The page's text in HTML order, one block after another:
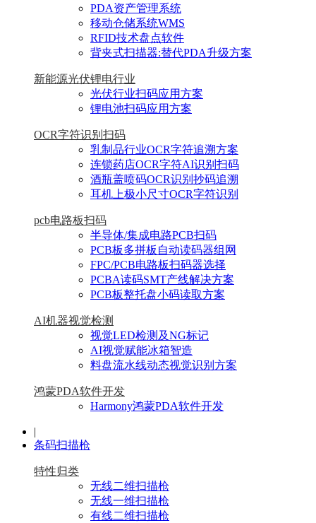
PDA资产管理系统
移动仓储系统WMS
RFID技术盘点软件
背夹式扫描器:替代PDA升级方案
新能源光伏锂电行业
光伏行业扫码应用方案
锂电池扫码应用方案
OCR字符识别扫码
乳制品行业OCR字符追溯方案
连锁药店OCR字符AI识别扫码
酒瓶盖喷码OCR识别抄码追溯
耳机上极小尺寸OCR字符识别
pcb电路板扫码
半导体/集成电路PCB扫码
PCB板多拼板自动读码器组网
FPC/PCB电路板扫码器选择
PCBA读码SMT产线解决方案
PCB板整托盘小码读取方案
AI机器视觉检测
视觉LED检测及NG标记
AI视觉赋能冰箱智造
料盘流水线动态视觉识别方案
鸿蒙PDA软件开发
Harmony鸿蒙PDA软件开发
|
条码扫描枪
特性归类
无线二维扫描枪
无线一维扫描枪
有线二维扫描枪